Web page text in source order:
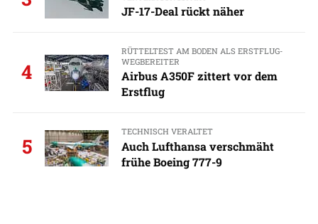
JF-17-Deal rückt näher
4
RÜTTELTEST AM BODEN ALS ERSTFLUG-
WEGBEREITER
Airbus A350F zittert vor dem
Erstflug
5
TECHNISCH VERALTET
Auch Lufthansa verschmäht
frühe Boeing 777-9